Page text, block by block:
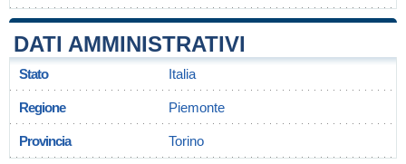
DATI AMMINISTRATIVI
Stato Italia
Regione Piemonte
Provincia Torino